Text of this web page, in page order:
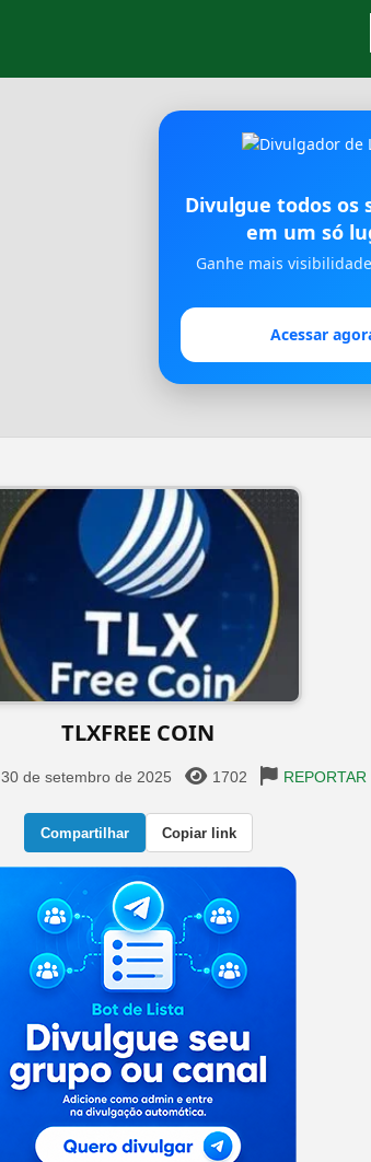
Divulgue todos os
em um só
Ganhe mais
Acessar
TLXFREE COIN
30 de setembro de 2025 1702 REPORTAR
Compartilhar Copiar link